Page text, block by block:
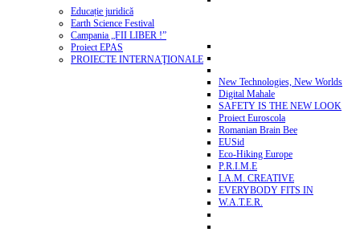
Educație juridică
Earth Science Festival
Campania „FII LIBER !”
Proiect EPAS
PROIECTE INTERNAŢIONALE
New Technologies, New Worlds
Digital Mahale
SAFETY IS THE NEW LOOK
Proiect Euroscola
Romanian Brain Bee
EUSid
Eco-Hiking Europe
P.R.I.M.E
I.A.M. CREATIVE
EVERYBODY FITS IN
W.A.T.E.R.